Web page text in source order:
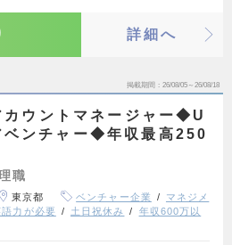
詳細へ
掲載期間 26/08/05～26/08/18
カウントマネージャー◆U
ベンチャー◆年収最高250
職
東京都 ベンチャー企業
マネジメ
語力が必要 土日祝休み
年収600万以